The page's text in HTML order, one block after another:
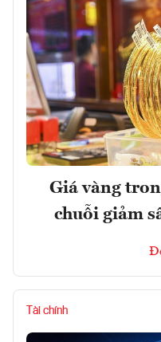
Giá vàng
chuỗi giảm
Tài chính